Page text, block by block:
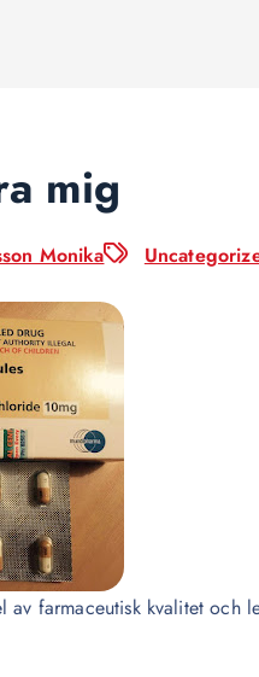
mig
Monika
av farmaceutisk kvalitet och